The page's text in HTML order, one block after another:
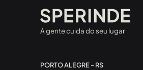
A gente cuida do seu lugar
PORTO ALEGRE - RS